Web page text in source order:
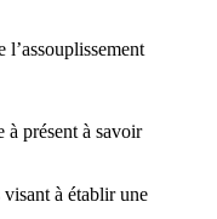
à présent à savoir
à établir une